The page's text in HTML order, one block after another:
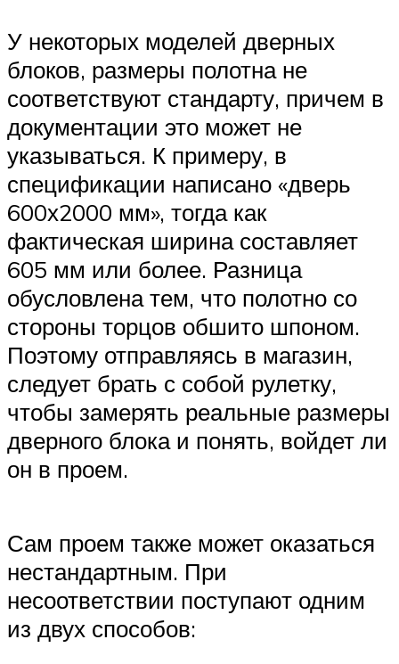
У некоторых моделей дверных
блоков, размеры полотна не
соответствуют стандарту, причем в
документации это может не
указываться. К примеру, в
спецификации написано «дверь
600х2000 мм», тогда как
фактическая ширина составляет
605 мм или более. Разница
обусловлена тем, что полотно со
стороны торцов обшито шпоном.
Поэтому отправляясь в магазин,
следует брать с собой рулетку,
чтобы замерять реальные размеры
дверного блока и понять, войдет ли
он в проем.
Сам проем также может оказаться
нестандартным. При
несоответствии поступают одним
из двух способов: